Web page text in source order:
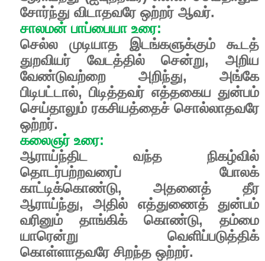
சோர்ந்து விடாதவரே ஒற்றர் ஆவர்.
சாலமன் பாப்பையா உரை:
செல்ல
முடியாத இடங்களுக்கும்
கூடத்
துறவியர்
வேடத்தில் சென்று,அறிய
வேண்டுவற்றை
அறிந்து, அங்கே
பிடிபட்டால்,பிடித்தவர் எத்தகைய துன்பம்
செய்தாலும் ரகசியத்தைச் சொல்லாதவரே
ஒற்றர்.
கலைஞர் உரை:
ஆராய்ந்திட
வந்த
நிகழ்வில்
தொடர்பற்றவரைப்
போலக்
காட்டிக்கொண்டு, அதனைத்
தீர
ஆராய்ந்து,அதில் எத்துணைத்
துன்பம்
வரினும்
தாங்கிக் கொண்டு, தம்மை
யாரென்று
வெளிப்படுத்திக்
கொள்ளாதவரே சிறந்த ஒற்றர்.